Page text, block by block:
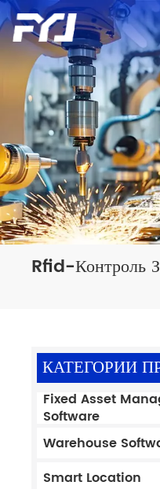
Rfid-Контроль
КАТЕГОРИИ
Fixed Asset
Software
Warehouse
Smart Location